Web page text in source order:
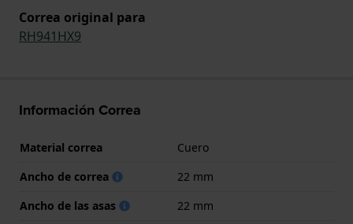
Correa original para
RH941HX9
Información Correa
Material correa
Cuero
Ancho de correa
22 mm
Ancho de las asas
22 mm